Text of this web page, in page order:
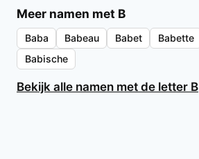
Meer namen met B
Baba Babeau Babet Babette
Babische
Bekijk alle namen met de letter B